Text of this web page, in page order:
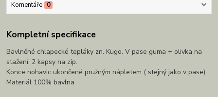
Komentáře 0
Kompletní specifikace
Bavlněné chlapecké tepláky zn. Kugo. V pase guma + olivka na
stažení. 2 kapsy na zip.
Konce nohavic ukončené pružným nápletem ( stejný jako v pase).
Materiál 100% bavlna